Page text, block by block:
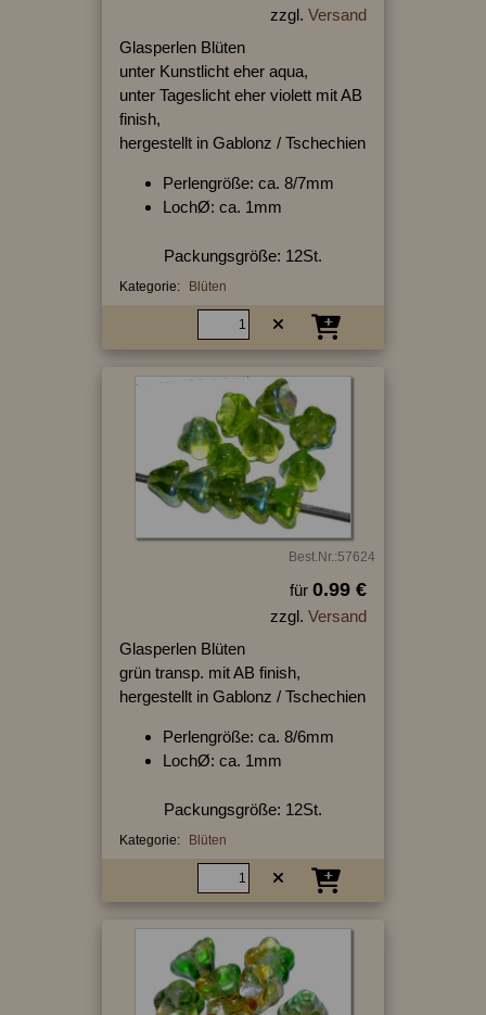
zzgl. Versand
Glasperlen Blüten
unter Kunstlicht eher aqua,
unter Tageslicht eher violett mit AB
finish,
hergestellt in Gablonz / Tschechien
Perlengröße: ca. 8/7mm
LochØ: ca. 1mm
Packungsgröße: 12St.
Kategorie: Blüten
Best.Nr.:57624
für 0.99 €
zzgl. Versand
Glasperlen Blüten
grün transp. mit AB finish,
hergestellt in Gablonz / Tschechien
Perlengröße: ca. 8/6mm
LochØ: ca. 1mm
Packungsgröße: 12St.
Kategorie: Blüten